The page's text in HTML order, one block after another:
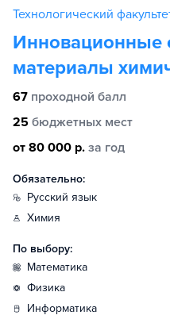
Технологический
Инновационные
материалы
67 проходной балл
25 бюджетных мест
от 80 000 р. за год
Обязательно:
русский язык
химия
По выбору:
математика
физика
информатика